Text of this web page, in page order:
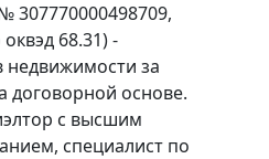
307770000498709,
68.31) -
недвижимости за
договорной основе.
с высшим
специалист по